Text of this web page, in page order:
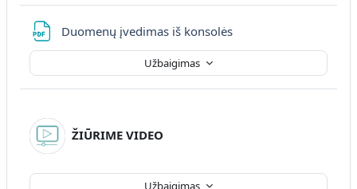
Duomenų įvedimas iš konsolės
Užbaigimas
Užbaigimas
ŽIŪRIME VIDEO